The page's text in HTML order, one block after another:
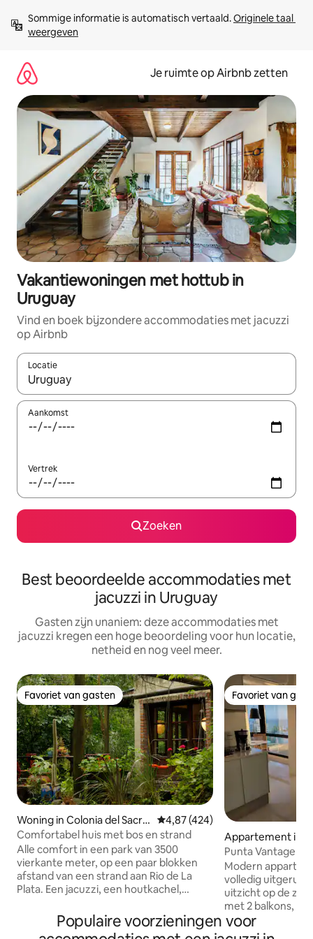
direct
naar
Sommige informatie is automatisch vertaald. Originele taal
weergeven
Je ruimte op Airbnb zetten
Vakantiewoningen met hottub in
Uruguay
Vind en boek bijzondere accommodaties met jacuzzi
op Airbnb
Locatie
Wanneer er suggesties beschikbaar zijn, maak je een keuze
Aankomst
Vertrek
Zoeken
Best beoordeelde accommodaties met
jacuzzi in Uruguay
Gasten zijn unaniem: deze accommodaties met
jacuzzi kregen een hoge beoordeling voor hun locatie,
netheid en nog veel meer.
Favoriet van gasten
Favoriet van gasten
Woning in Colonia del Sacra
mento
Gemiddelde beoordeling van
4,87 (424)
Comfortabel huis met bos en strand
Alle comfort in een park van 3500
vierkante meter, op een paar blokken
afstand van een strand aan Rio de La
Plata. Een jacuzzi, een houtkachel,
vuurplaats, een vuurplaats, een mini-
zwembad, een internet, een smarttv en
Favoriet van
Favoriet van
Appartement in
ste
Punta Vantage
strand
Modern
volledig uitgerust
uitzicht op de
met 2 balkons,
blokken van het
brava-stranden.
Populaire voorzieningen voor